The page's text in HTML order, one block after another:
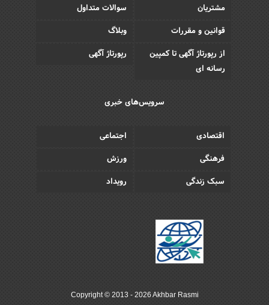
مشتریان
سوالات متداول
قوانین و مقررات
وبلاگ
از رپورتاژ آگهی تا کمپین
رسانه ای
رپورتاژ آگهی
سرویس‌های خبری
اقتصادی
اجتماعی
فرهنگی
ورزش
سبک زندگی
رویداد
Copyright © 2013 - 2026 Akhbar Rasmi